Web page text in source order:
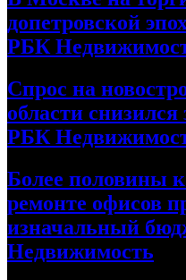
допетровской
РБК
Спрос на
области снизился
РБК
Более половины
ремонте офисов
изначальный
Недвижимость